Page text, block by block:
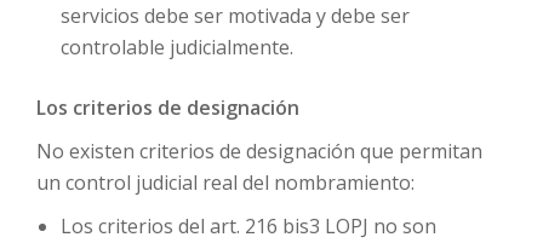
servicios debe ser motivada y debe ser
controlable judicialmente.
Los criterios de designación
No existen criterios de designación que permitan
un control judicial real del nombramiento:
Los criterios del art. 216 bis3 LOPJ no son